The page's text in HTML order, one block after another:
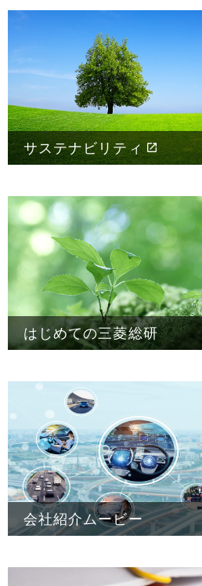
サステナビリティ
はじめての三菱総研
会社紹介ムービー